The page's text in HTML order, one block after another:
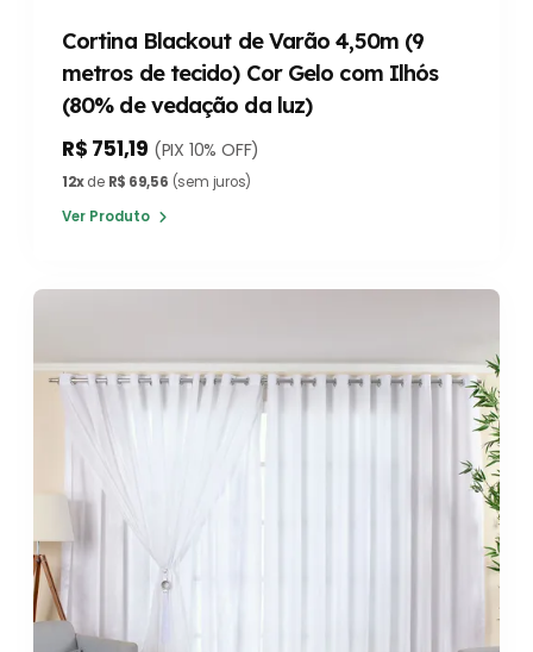
Cortina Blackout de Varão 4,50m (9
metros de tecido) Cor Gelo com Ilhós
(80% de vedação da luz)
R$ 751,19 (PIX 10% OFF)
12xde R$ 69,56 (sem juros)
Ver Produto